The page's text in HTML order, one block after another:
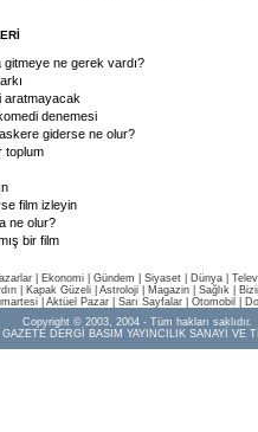
ne gerek vardı?
aratmayacak
denemesi
giderse ne olur?
toplum
film izleyin
ne olur?
bir film
Ekonomi Gündem Siyaset Dünya |
Kapak Güzeli Astroloji Magazin Sağlık
| Aktüel Pazar| Sarı Sayfalar| Otomobil
Copyright © 2003, 2004 - Tüm hakları saklıdır.
GAZETE DERGİ BASIM YAYINCILIK SANAYİ VE